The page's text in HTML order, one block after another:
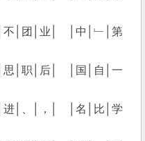
不│团│业│　│中│﹂│第
思│职│后│　│国│自│一
进│、│，│　│名│比│学